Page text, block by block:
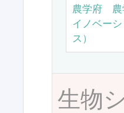
農学府 農
イノベー
ス）
生物